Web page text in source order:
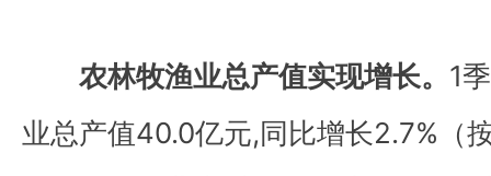
农林牧渔业总产值实现增长。 1
业总产值40.0亿元,同比增长2.7%（